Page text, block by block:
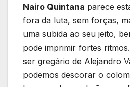
Nairo Quintana parece
fora da luta, sem forças,
uma subida ao seu jeito,
pode imprimir fortes
ser gregário de Alejandro
podemos descorar o